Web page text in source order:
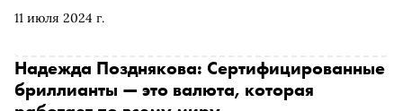
11 июля 2024 г.
инвестиция. Российская компания «Алроса» является
трети мировой добычи алмазов. Помимо этого холдинг
имеет свои ограночные предприятия и ювелирное
производство, то есть осуществляет собственными
Надежда Позднякова: Сертифицированные
бриллианты — это валюта, которая